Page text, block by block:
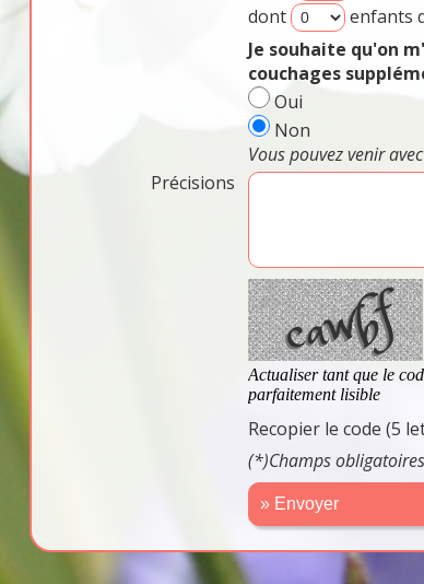
dont
enfants
Je souhaite qu'on
couchages
Oui
Non
Vous pouvez venir
Précisions
Recopier le code (5
(*)Champs obligatoires
» Envoyer